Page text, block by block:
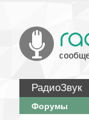
РадиоЗвук
Форумы